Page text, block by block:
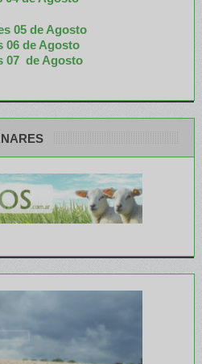
05 de Agosto
06 de Agosto
07 de Agosto